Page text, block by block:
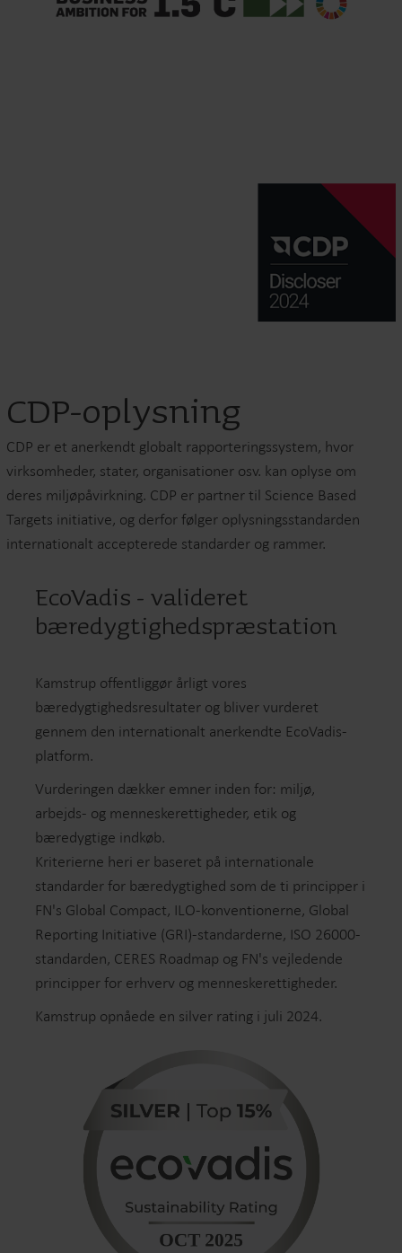
CDP-oplysning
CDP er et anerkendt globalt rapporteringssystem, hvor
virksomheder, stater, organisationer osv. kan oplyse om
deres miljøpåvirkning. CDP er partner til Science Based
Targets initiative, og derfor følger oplysningsstandarden
internationalt accepterede standarder og rammer.
EcoVadis - valideret
bæredygtighedspræstation
Kamstrup offentliggør årligt vores
bæredygtighedsresultater og bliver vurderet
gennem den internationalt anerkendte EcoVadis-
platform.
Vurderingen dækker emner inden for: miljø,
arbejds- og menneskerettigheder, etik og
bæredygtige indkøb.
Kriterierne heri er baseret på internationale
standarder for bæredygtighed som de ti principper i
FN's Global Compact, ILO-konventionerne, Global
Reporting Initiative (GRI)-standarderne, ISO 26000-
standarden, CERES Roadmap og FN's vejledende
principper for erhverv og menneskerettigheder.
Kamstrup opnåede en silver rating i juli 2024.